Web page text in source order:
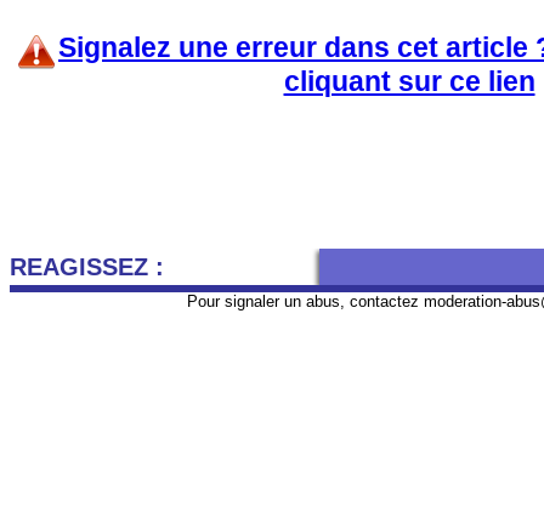
Signalez une erreur dans cet article
cliquant sur ce lien
REAGISSEZ :
Pour signaler un abus, contactez moderation-